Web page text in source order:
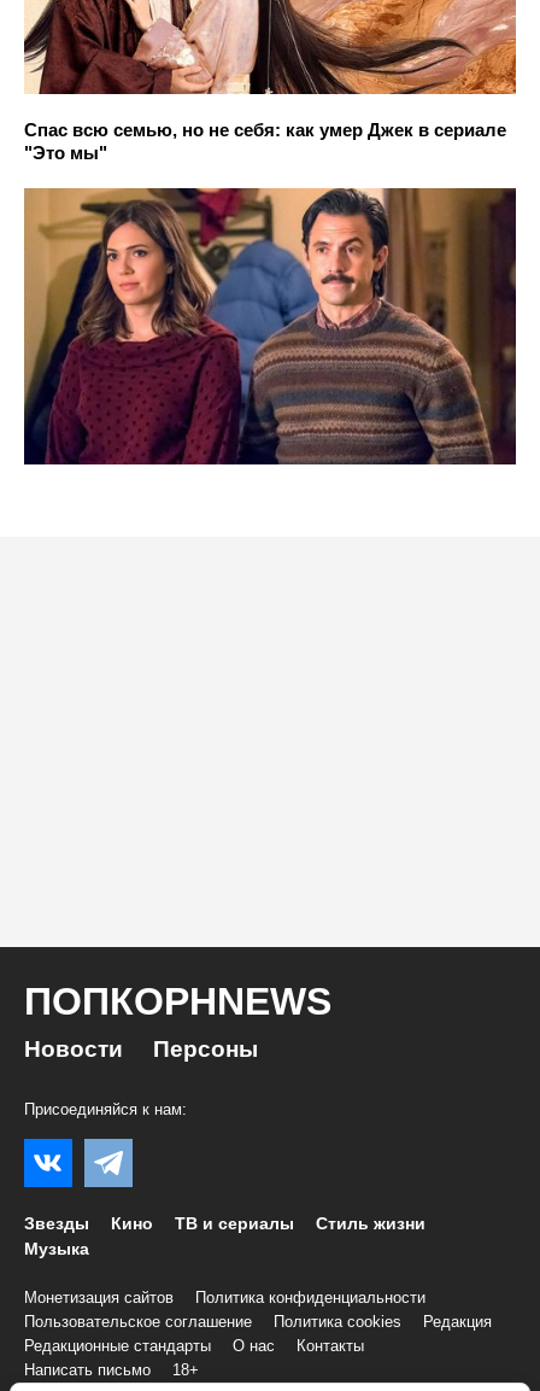
Спас всю семью, но не себя: как умер Джек в сериале
"Это мы"
ПОПКОРНNEWS
Новости Персоны
Присоединяйся к нам:
Звезды Кино ТВ и сериалы
Стиль жизни
Музыка
Монетизация сайтов
Политика конфиденциальности
Пользовательское соглашение
Политика cookies
Редакция
Редакционные стандарты
О нас
Контакты
Написать письмо
18+